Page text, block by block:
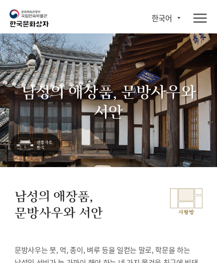
한국어
남성의 애장품, 문방사우와
서안
남성의 애장품,
문방사우와 서안
사랑방
문방사우는 붓, 먹, 종이, 벼루 등을 일컫는 말로, 학문을 하는